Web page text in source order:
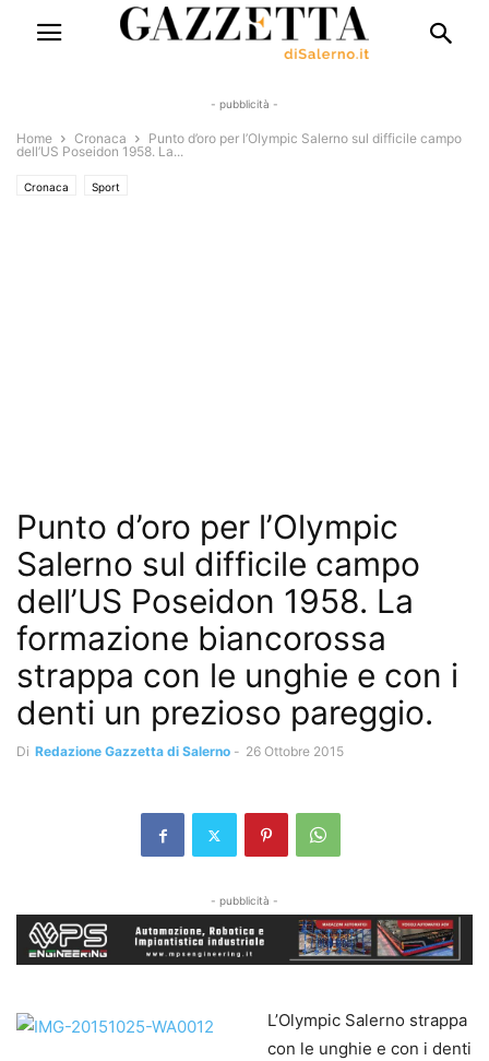
- pubblicità -
Home Cronaca
Punto d’oro per l’Olympic Salerno sul difficile campo
dell’US Poseidon 1958. La...
Cronaca Sport
Punto d’oro per l’Olympic
Salerno sul difficile campo
dell’US Poseidon 1958. La
formazione biancorossa
strappa con le unghie e con i
denti un prezioso pareggio.
Di Redazione Gazzetta di Salerno - 26 Ottobre 2015
- pubblicità -
L’Olympic Salerno strappa
con le unghie e con i denti